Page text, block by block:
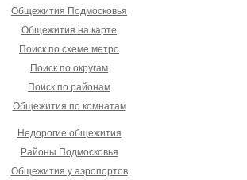
Общежития Подмосковья
Общежития на карте
Поиск по схеме метро
Поиск по округам
Поиск по районам
Общежития по комнатам
Недорогие общежития
Районы Подмосковья
Общежития у аэропортов